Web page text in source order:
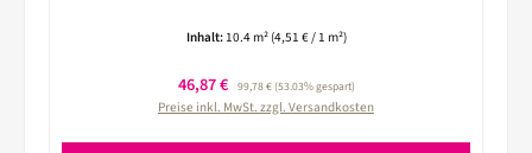
Inhalt: 10.4 m² (4,51 € / 1 m²)
Verkaufspreis:
46,87 € Regulärer Preis:
99,78 €(53.03% gespart)
Preise inkl. MwSt. zzgl. Versandkosten